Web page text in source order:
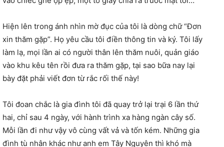
Hiện lên trong ánh nhìn mờ đục của tôi là dòng chữ “Đơn
xin thăm gặp”. Họ yêu cầu tôi điền thông tin và ký. Tôi lấy
làm lạ, mọi lần ai có người thân lên thăm nuôi, quản giáo
vào khu kêu tên rồi đưa ra thăm gặp, tại sao bữa nay lại
bày đặt phải viết đơn từ rắc rối thế này!
Tôi đoan chắc là gia đình tôi đã quay trở lại trại 6 lần thứ
hai, chỉ sau 4 ngày, với hành trình xa hàng ngàn cây số.
Mỗi lần đi như vậy vô cùng vất vả và tốn kém. Những gia
đình tù nhân khác như anh em Tây Nguyên thì khó mà